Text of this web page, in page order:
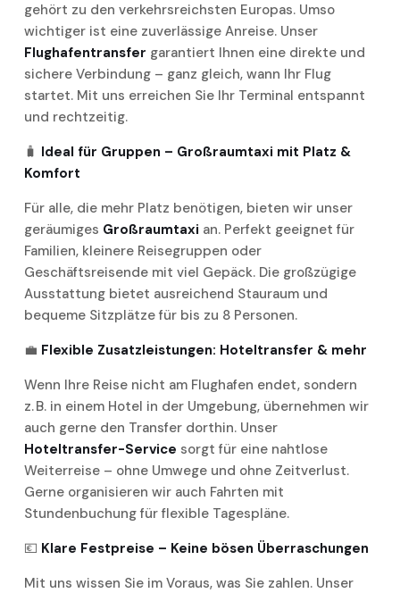
gehört zu den verkehrsreichsten Europas. Umso
wichtiger ist eine zuverlässige Anreise. Unser
Flughafentransfer garantiert Ihnen eine direkte und
sichere Verbindung – ganz gleich, wann Ihr Flug
startet. Mit uns erreichen Sie Ihr Terminal entspannt
und rechtzeitig.
🧳 Ideal für Gruppen – Großraumtaxi mit Platz &
Komfort
Für alle, die mehr Platz benötigen, bieten wir unser
geräumiges Großraumtaxi an. Perfekt geeignet für
Familien, kleinere Reisegruppen oder
Geschäftsreisende mit viel Gepäck. Die großzügige
Ausstattung bietet ausreichend Stauraum und
bequeme Sitzplätze für bis zu 8 Personen.
💼 Flexible Zusatzleistungen: Hoteltransfer & mehr
Wenn Ihre Reise nicht am Flughafen endet, sondern
z. B. in einem Hotel in der Umgebung, übernehmen wir
auch gerne den Transfer dorthin. Unser
Hoteltransfer-Service sorgt für eine nahtlose
Weiterreise – ohne Umwege und ohne Zeitverlust.
Gerne organisieren wir auch Fahrten mit
Stundenbuchung für flexible Tagespläne.
💶 Klare Festpreise – Keine bösen Überraschungen
Mit uns wissen Sie im Voraus, was Sie zahlen. Unser